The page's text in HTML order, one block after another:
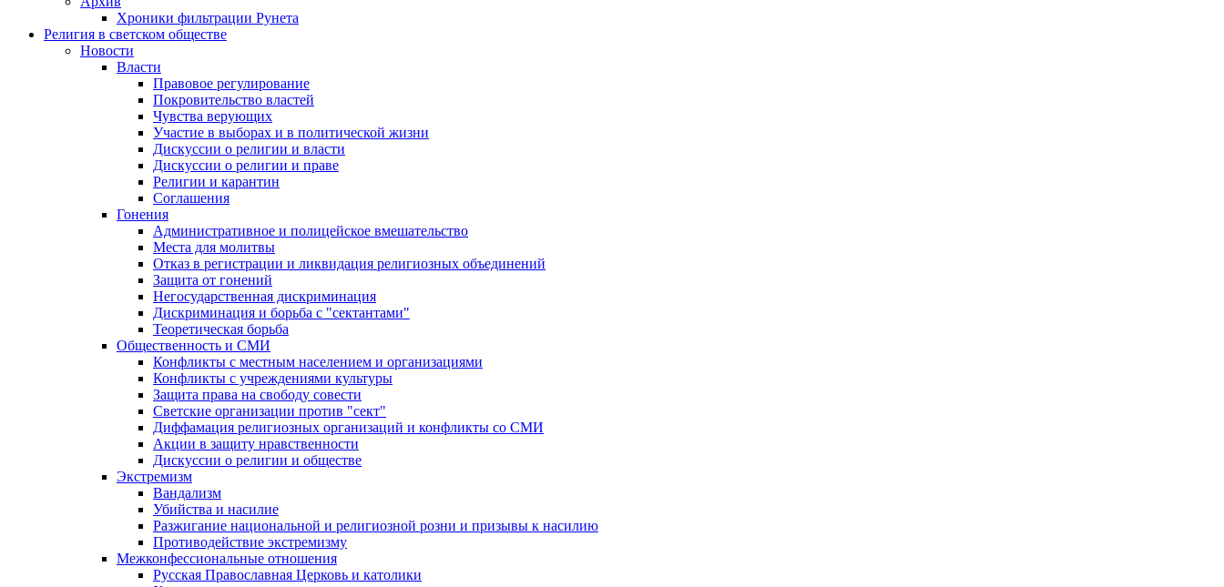
Хроники фильтрации Рунета
Религия в светском обществе
Новости
Власти
Правовое регулирование
Покровительство властей
Чувства верующих
Участие в выборах и в политической жизни
Дискуссии о религии и власти
Дискуссии о религии и праве
Религии и карантин
Соглашения
Гонения
Административное и полицейское вмешательство
Места для молитвы
Отказ в регистрации и ликвидация религиозных объединений
Защита от гонений
Негосударственная дискриминация
Дискриминация и борьба с "сектантами"
Теоретическая борьба
Общественность и СМИ
Конфликты с местным населением и организациями
Конфликты с учреждениями культуры
Защита права на свободу совести
Светские организации против "сект"
Диффамация религиозных организаций и конфликты со СМИ
Акции в защиту нравственности
Дискуссии о религии и обществе
Экстремизм
Вандализм
Убийства и насилие
Разжигание национальной и религиозной розни и призывы к насилию
Противодействие экстремизму
Межконфессиональные отношения
Русская Православная Церковь и католики